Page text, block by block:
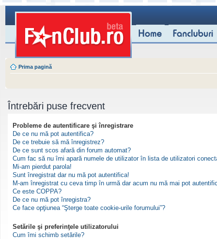
Prima pagină
Întrebări puse frecvent
Probleme de autentificare şi înregistrare
De ce nu mă pot autentifica?
De ce trebuie să mă înregistrez?
De ce sunt scos afară din forum automat?
Cum fac să nu îmi apară numele de utilizator în lista de utilizatori
Mi-am pierdut parola!
Sunt înregistrat dar nu mă pot autentifica!
M-am înregistrat cu ceva timp în urmă dar acum nu mă mai pot
Ce este COPPA?
De ce nu mă pot înregistra?
Ce face opţiunea “Şterge toate cookie-urile forumului”?
Setările şi preferinţele utilizatorului
Cum îmi schimb setările?